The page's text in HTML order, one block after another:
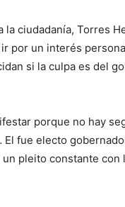
ciudadanía, Torres
por un interés
si la culpa es del
porque no hay
fue electo
pleito constante con